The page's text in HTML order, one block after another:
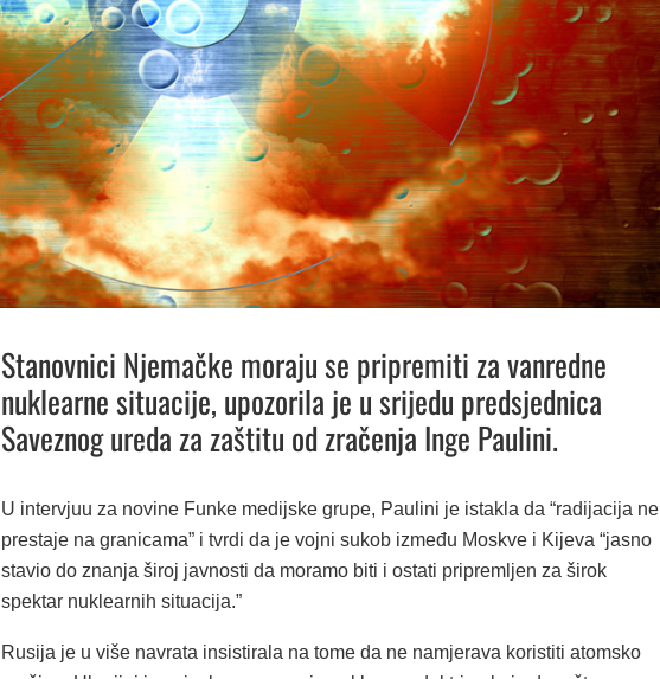
Stanovnici Njemačke moraju se pripremiti zavanredne
nuklearne situacije, upozorila je u srijedu predsjednica
Saveznog ureda za zaštitu od zračenja Inge Paulini.
U intervjuu za novine Funke medijske grupe, Paulini je istakla da “radijacija ne
prestaje na granicama” i tvrdi da je vojni sukob između Moskve i Kijeva “jasno
stavio do znanja široj javnosti da moramo biti i ostati pripremljen za širok
spektar nuklearnih situacija.”
Rusija je u više navrata insistirala na tome da ne namjerava koristiti atomsko